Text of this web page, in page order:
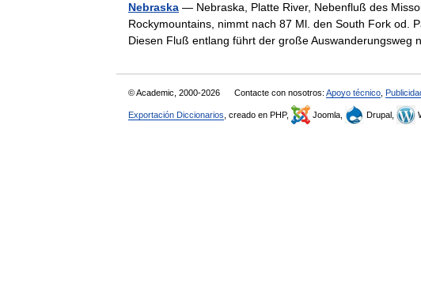
Nebraska — Nebraska, Platte River, Nebenfluß des
Rockymountains, nimmt nach 87 Ml. den South Fork od.
Diesen Fluß entlang führt der große
© Academic, 2000-2026 Contacte con nosotros: Apoyo técnico
Exportación Diccionarios , creado en PHP, Joomla, Drupal,